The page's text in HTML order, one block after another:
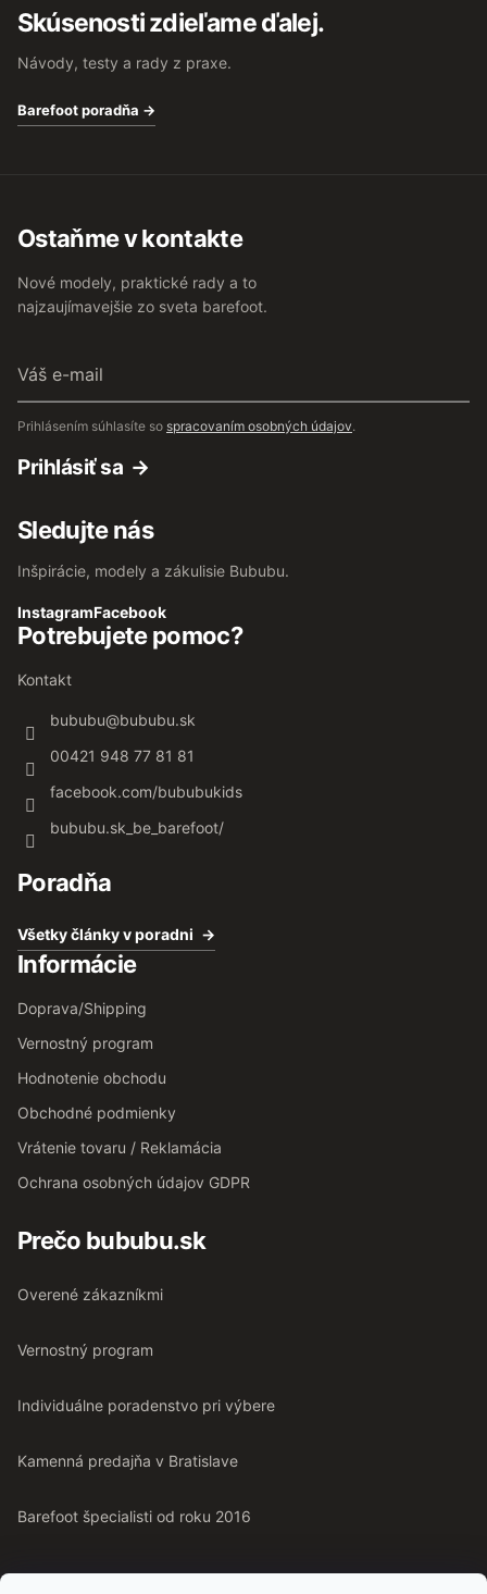
Skúsenosti zdieľame ďalej.
Návody, testy a rady z praxe.
Barefoot poradňa →
Ostaňme v kontakte
Nové modely, praktické rady a to
najzaujímavejšie zo sveta barefoot.
e-
mail
Prihlásením súhlasíte so spracovaním osobných údajov.
Prihlásiť sa
Sledujte nás
Inšpirácie, modely a zákulisie Bububu.
InstagramFacebook
Potrebujete pomoc?
Kontakt
bububu@bububu.sk
00421 948 77 81 81
facebook.com/bububukids
bububu.sk_be_barefoot/
Poradňa
Všetky články v poradni
Informácie
Doprava/Shipping
Vernostný program
Hodnotenie obchodu
Obchodné podmienky
Vrátenie tovaru / Reklamácia
Ochrana osobných údajov GDPR
Prečo bububu.sk
Overené zákazníkmi
Vernostný program
Individuálne poradenstvo pri výbere
Kamenná predajňa v Bratislave
Barefoot špecialisti od roku 2016